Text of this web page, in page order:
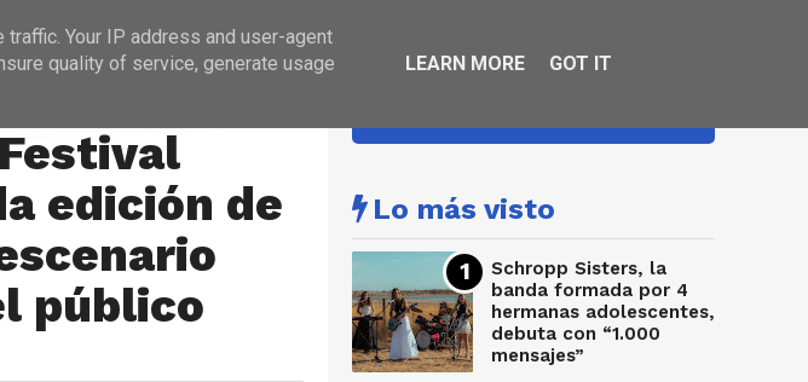
ENTREVISTAS
edición de
público
Lo más visto
Schropp Sisters, la
banda formada por 4
hermanas adolescentes,
debuta con “1.000
mensajes”
Your IP address and user-agent
quality of service, generate usage
LEARN MORE GOT IT